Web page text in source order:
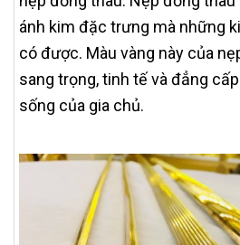
ánh kim đặc trưng mà những
có được. Màu vàng này của
sang trọng, tinh tế và đẳng
sống của gia chủ.